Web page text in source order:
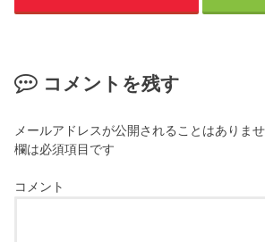
コメントを残す
メールアドレスが公開されることはありませ
欄は必須項目です
コメント